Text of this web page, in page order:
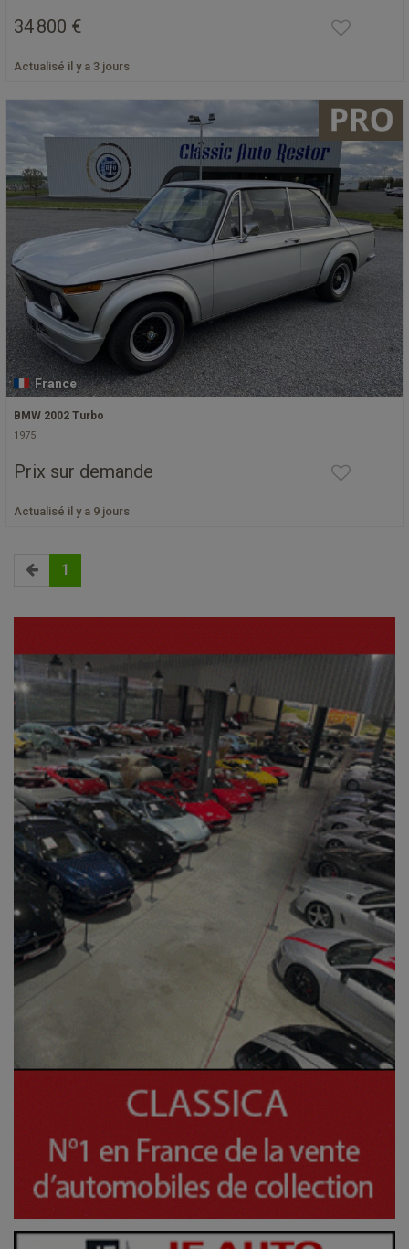
34 800 €
Actualisé il y a 3 jours
France
BMW 2002 Turbo
1975
Prix sur demande
Actualisé il y a 9 jours
1